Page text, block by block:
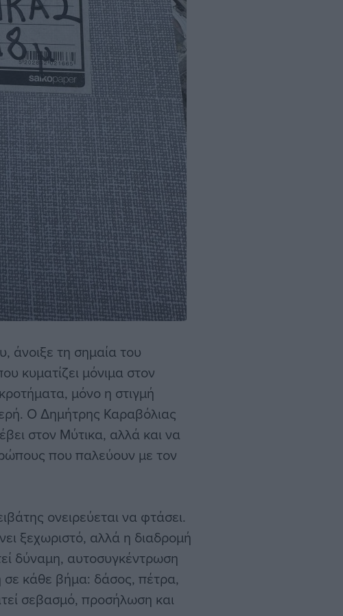
τη σημαία του
κυματίζει μόνιμα στον
μόνο η στιγμή
Ο Δημήτρης Καραβόλιας
στον Μύτικα, αλλά και να
που παλεύουν με τον
ονειρεύεται να φτάσει.
ξεχωριστό, αλλά η διαδρομή
δύναμη, αυτοσυγκέντρωση
σε κάθε βήμα: δάσος, πέτρα,
σεβασμό, προσήλωση και